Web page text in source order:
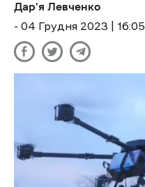
Дар'я Левченко
- 04 Грудня 2023 | 16:05